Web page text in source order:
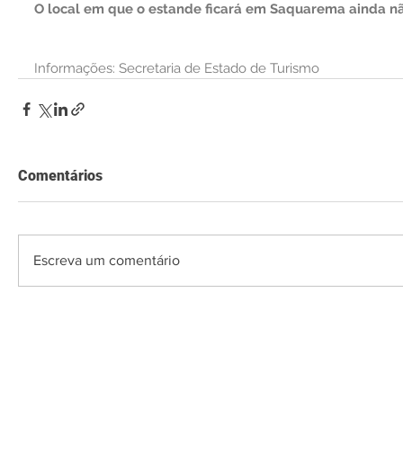
O local em que o estande ficará em Saquarema ainda
Informações: Secretaria de Estado de Turismo
Comentários
Escreva um comentário